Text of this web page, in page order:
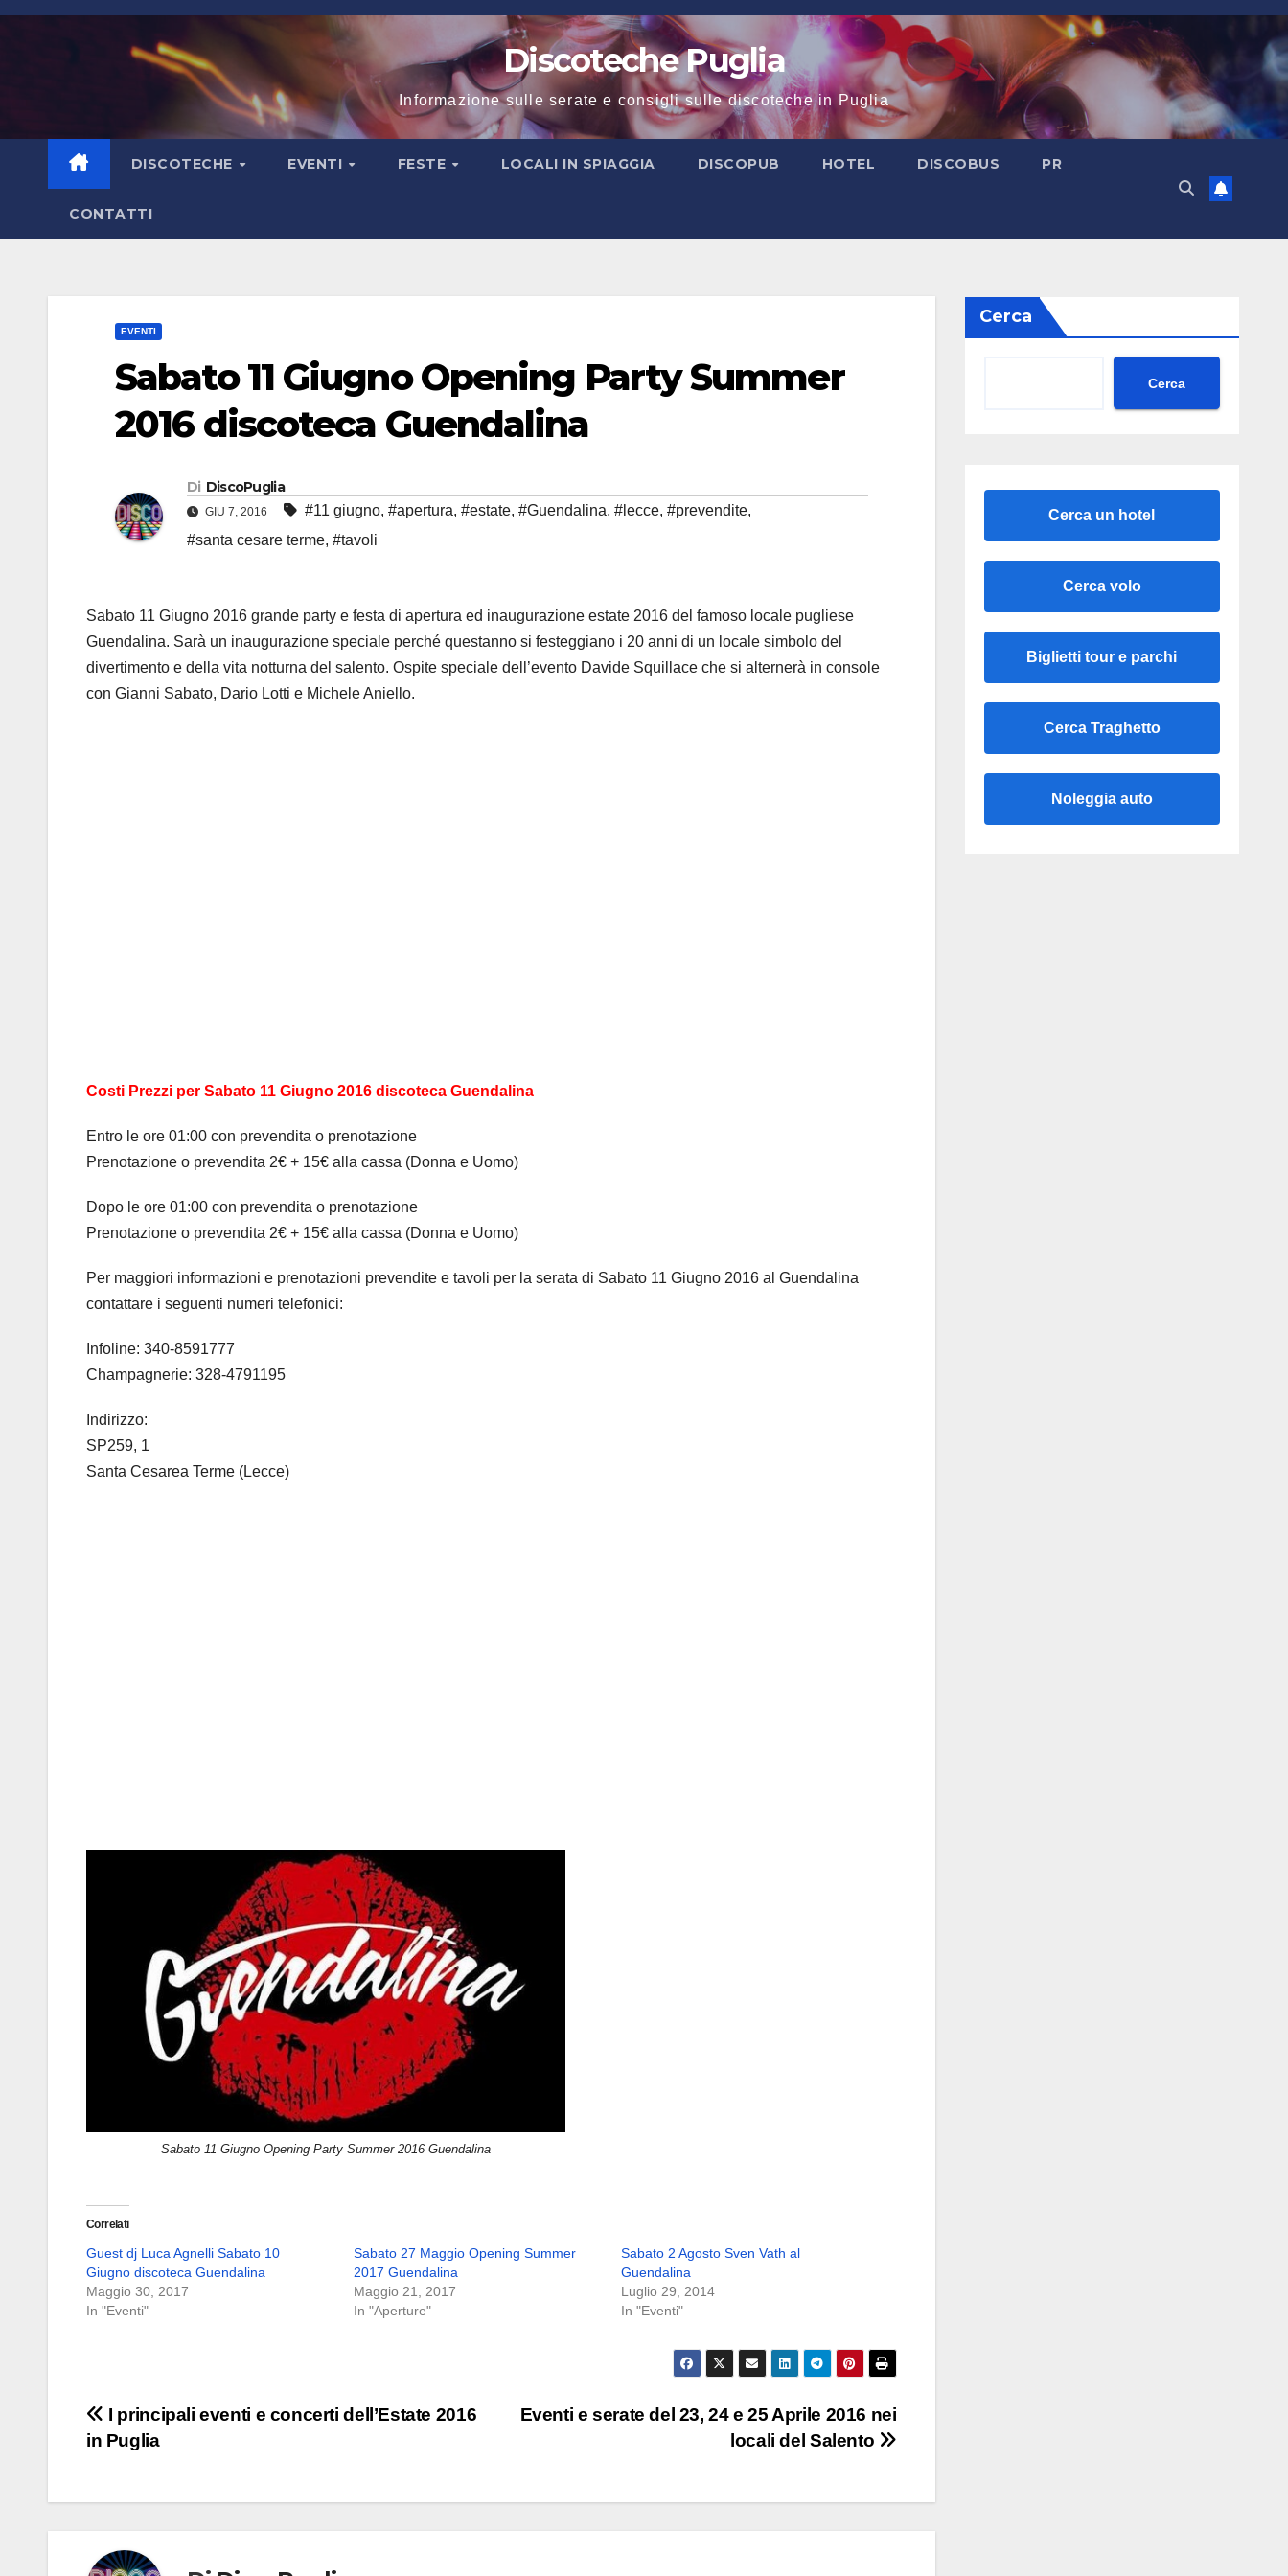
Salta
Discoteche Puglia
Informazione sulle serate e consigli sulle discoteche in Puglia
DISCOTECHE EVENTI FESTE LOCALI IN SPIAGGIA DISCOPUB HOTEL DISCOBUS PR
CONTATTI
EVENTI
Sabato 11 Giugno Opening Party Summer
2016 discoteca Guendalina
Di DiscoPuglia
GIU 7, 2016 #11 giugno, #apertura, #estate, #Guendalina, #lecce, #prevendite,
#santa cesare terme, #tavoli
Sabato 11 Giugno 2016 grande party e festa di apertura ed inaugurazione estate 2016 del famoso locale pugliese
Guendalina. Sarà un inaugurazione speciale perché questanno si festeggiano i 20 anni di un locale simbolo del
divertimento e della vita notturna del salento. Ospite speciale dell’evento Davide Squillace che si alternerà in console
con Gianni Sabato, Dario Lotti e Michele Aniello.
Costi Prezzi per Sabato 11 Giugno 2016 discoteca Guendalina
Entro le ore 01:00 con prevendita o prenotazione
Prenotazione o prevendita 2€ + 15€ alla cassa (Donna e Uomo)
Dopo le ore 01:00 con prevendita o prenotazione
Prenotazione o prevendita 2€ + 15€ alla cassa (Donna e Uomo)
Per maggiori informazioni e prenotazioni prevendite e tavoli per la serata di Sabato 11 Giugno 2016 al Guendalina
contattare i seguenti numeri telefonici:
Infoline: 340-8591777
Champagnerie: 328-4791195
Indirizzo:
SP259, 1
Santa Cesarea Terme (Lecce)
Sabato 11 Giugno Opening Party Summer 2016 Guendalina
Correlati
Guest dj Luca Agnelli Sabato 10
Giugno discoteca Guendalina
Maggio 30, 2017
In "Eventi"
Sabato 27 Maggio Opening Summer
2017 Guendalina
Maggio 21, 2017
In "Aperture"
Sabato 2 Agosto Sven Vath al
Guendalina
Luglio 29, 2014
In "Eventi"
Navigazione
articoli
Eventi e serate del 23, 24 e 25 Aprile 2016 nei
locali del Salento
I principali eventi e concerti dell’Estate 2016
in Puglia
Cerca
Cerca
Cerca un hotel
Cerca volo
Biglietti tour e parchi
Cerca Traghetto
Noleggia auto